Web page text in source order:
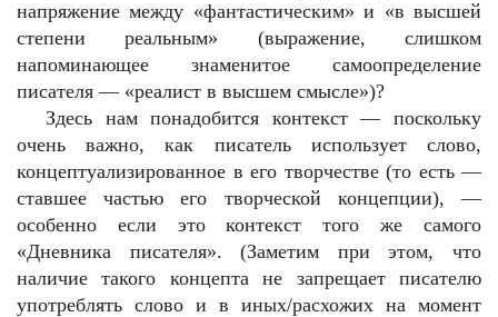
напряжение между «фантастическим» и «в высшей
степени реальным» (выражение, слишком
напоминающее знаменитое самоопределение
писателя — «реалист в высшем смысле»)?
Здесь нам понадобится контекст — поскольку
очень важно, как писатель использует слово,
концептуализированное в его творчестве (то есть —
ставшее частью его творческой концепции), —
особенно если это контекст того же самого
«Дневника писателя». (Заметим при этом, что
наличие такого концепта не запрещает писателю
употреблять слово и в иных/расхожих на момент